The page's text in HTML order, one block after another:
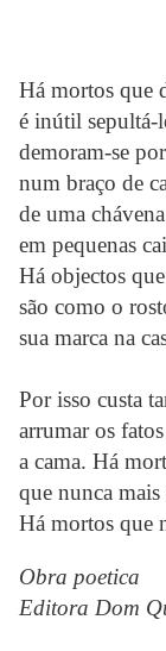
Há mortos que
é inútil sepultá-
demoram-se
num braço de
de uma
em pequenas
Há objectos
são como o
sua marca na
Por isso custa
arrumar os
a cama. Há
que nunca
Há mortos que
Obra poetica
Editora Dom